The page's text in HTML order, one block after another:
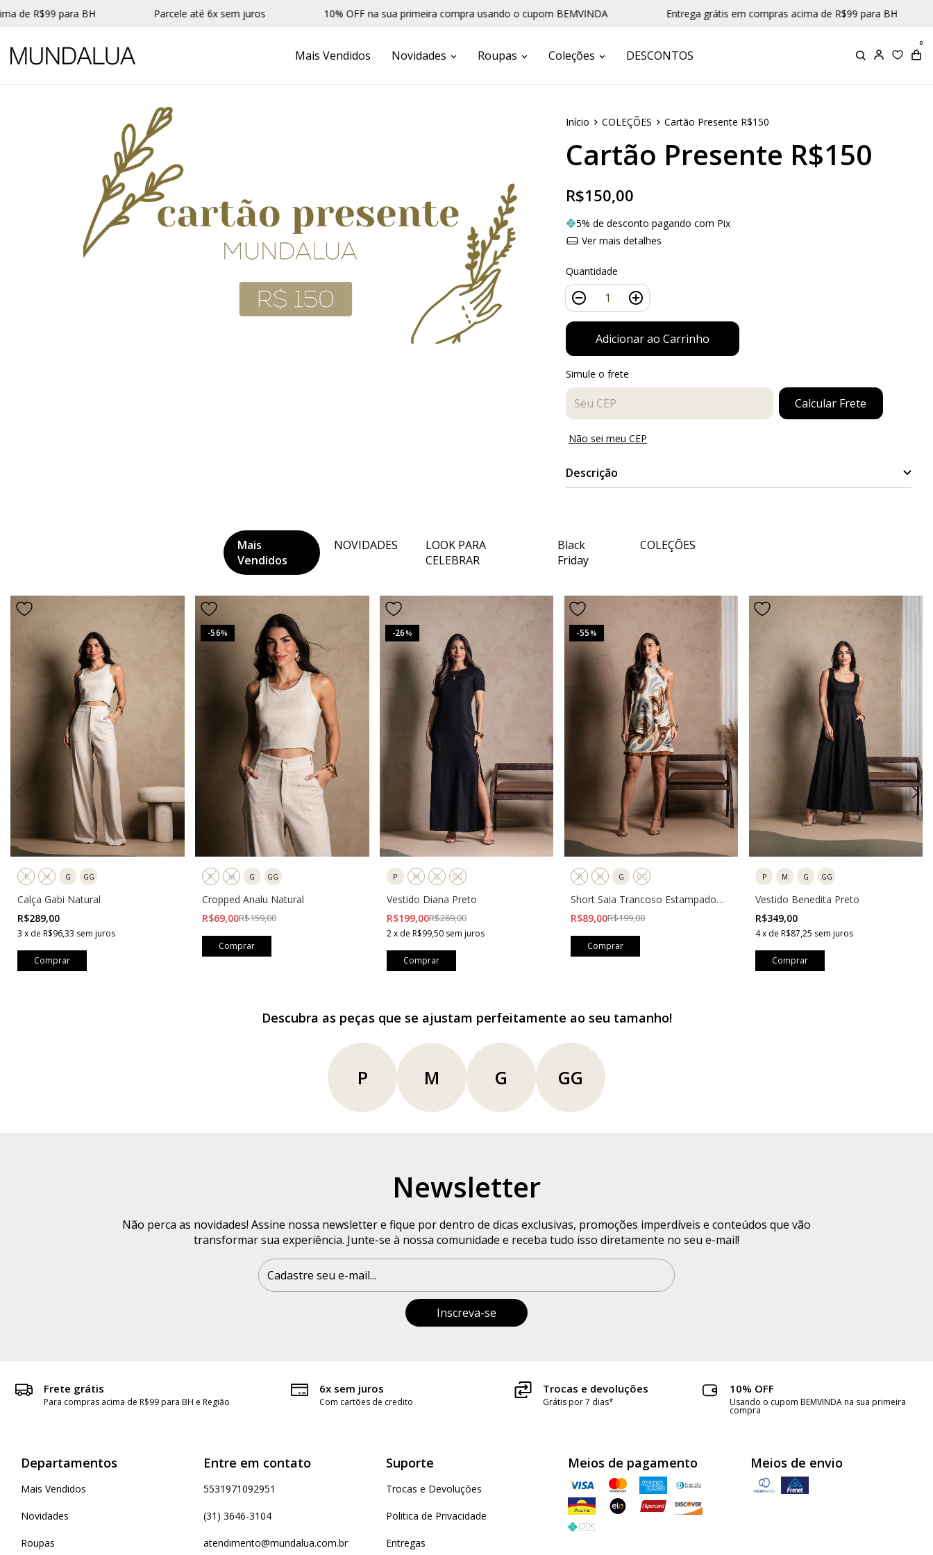
R$99 para BH Parcele até 6x sem juros 10% OFF na sua primeira compra usando o cupom BEMVINDA Entrega grátis em compras acima de R$99 para BH
Mais Vendidos Novidades Roupas Coleções DESCONTOS
0
Início COLEÇÕES Cartão Presente R$150
Cartão Presente R$150
R$150,00
5% de desconto pagando com Pix
Ver mais detalhes
Quantidade
Simule o frete
Entregas para o CEP:
Calcular Frete
Não sei meu CEP
Descrição
Após receber o e-mail, você deverá encaminhá-lo para a pessoa a ser
presenteada;
O cartão terá validade de 1 ano a contar da data de aprovação do pedido;
O crédito poderá ser utilizado apenas no site www.mundalua.com.br
Mais
Vendidos
NOVIDADES
LOOK PARA
CELEBRAR
Black
Friday
COLEÇÕES
P M G GG
Calça Gabi Natural
R$289,00
3 x de R$96,33 sem juros
Comprar
-56%
P M G GG
Cropped Analu Natural
R$69,00R$159,00
Comprar
-26%
P M G GG
Vestido Diana Preto
R$199,00R$269,00
2 x de R$99,50 sem juros
Comprar
-55%
P M G GG
Short Saia Trancoso Estampado
Bege
R$89,00R$199,00
Comprar
P M G GG
Vestido Benedita Preto
R$349,00
4x deR$87,25 sem juros
Comprar
Descubra as peças que se ajustam perfeitamente ao seu tamanho!
P M G GG
Newsletter
Não perca as novidades! Assine nossa newsletter e fique por dentro de dicas exclusivas, promoções imperdíveis e conteúdos que vão
transformar sua experiência. Junte-se à nossa comunidade e receba tudo isso diretamente no seu e-mail!
Frete grátis
Para compras acima de R$99 para BH e Região
6x sem juros
Com cartões de credito
Trocas e devoluções
Grátis por 7 dias*
10% OFF
Usando o cupom BEMVINDA na sua primeira
compra
Departamentos
Mais Vendidos
Novidades
Roupas
Entre em contato
5531971092951
(31) 3646-3104
atendimento@mundalua.com.br
Suporte
Trocas e Devoluções
Politica de Privacidade
Entregas
Meios de pagamento Meios de envio